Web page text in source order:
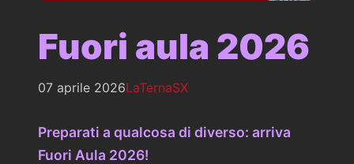
Fuori aula 2026
07 aprile 2026LaTernaSX
Preparati a qualcosa di diverso: arriva
Fuori Aula 2026!